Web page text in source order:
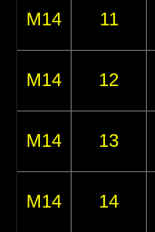
M14 11
M14 12
M14 13
M14 14